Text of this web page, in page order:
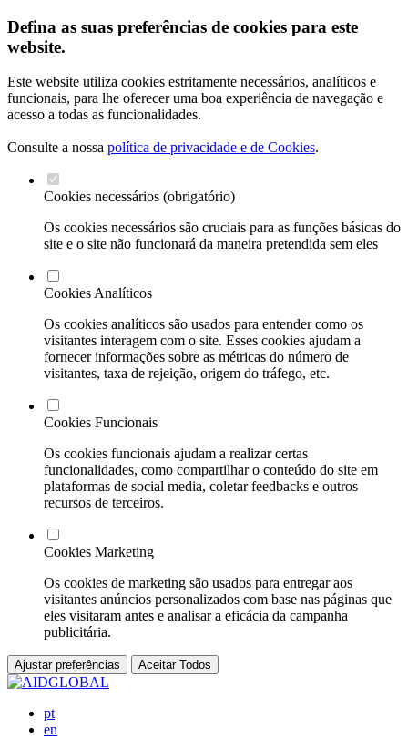
Defina as suas preferências de cookies para este
website.
Este website utiliza cookies estritamente necessários, analíticos e
funcionais, para lhe oferecer uma boa experiência de navegação e
acesso a todas as funcionalidades.
Consulte a nossa política de privacidade e de Cookies.
Cookies necessários (obrigatório)
Os cookies necessários são cruciais para as funções básicas do
site e o site não funcionará da maneira pretendida sem eles
Cookies Analíticos
Os cookies analíticos são usados para entender como os
visitantes interagem com o site. Esses cookies ajudam a
fornecer informações sobre as métricas do número de
visitantes, taxa de rejeição, origem do tráfego, etc.
Cookies Funcionais
Os cookies funcionais ajudam a realizar certas
funcionalidades, como compartilhar o conteúdo do site em
plataformas de social media, coletar feedbacks e outros
recursos de terceiros.
Cookies Marketing
Os cookies de marketing são usados para entregar aos
visitantes anúncios personalizados com base nas páginas que
eles visitaram antes e analisar a eficácia da campanha
publicitária.
Ajustar preferências Aceitar Todos
pt
en